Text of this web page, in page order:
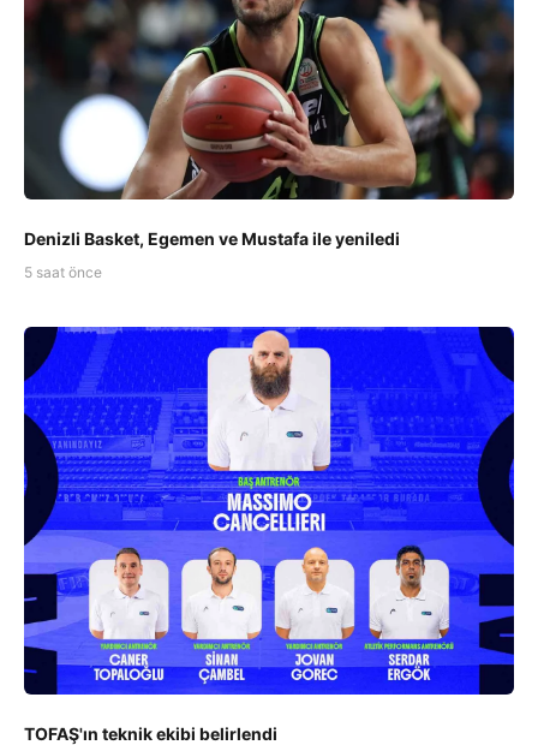
Denizli Basket, Egemen ve Mustafa ile yeniledi
5 saat önce
TOFAŞ'ın teknik ekibi belirlendi